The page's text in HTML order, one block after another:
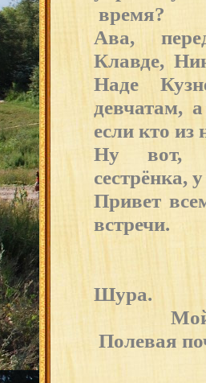
время?
Ава,
Клавде,
Наде
девчатам,
если кто из
Ну вот,
сестрёнка,
Привет
встречи.
Шура.
Мой
Полевая